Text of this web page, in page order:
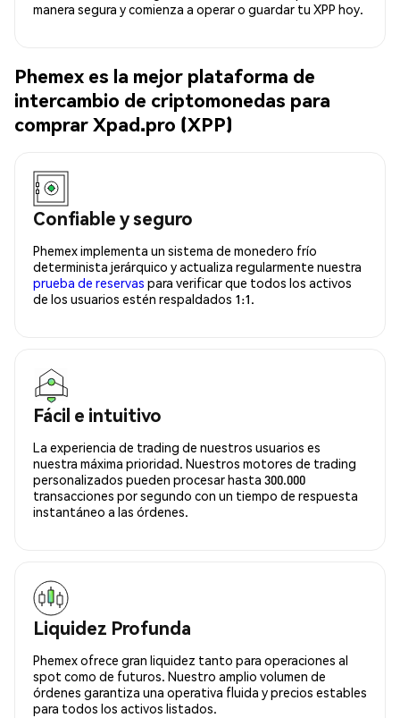
manera segura y comienza a operar o guardar tu XPP hoy.
Phemex es la mejor plataforma de
intercambio de criptomonedas para
comprar Xpad.pro (XPP)
Confiable y seguro
Phemex implementa un sistema de monedero frío
determinista jerárquico y actualiza regularmente nuestra
prueba de reservas para verificar que todos los activos
de los usuarios estén respaldados 1:1.
Fácil e intuitivo
La experiencia de trading de nuestros usuarios es
nuestra máxima prioridad. Nuestros motores de trading
personalizados pueden procesar hasta 300.000
transacciones por segundo con un tiempo de respuesta
instantáneo a las órdenes.
Liquidez Profunda
Phemex ofrece gran liquidez tanto para operaciones al
spot como de futuros. Nuestro amplio volumen de
órdenes garantiza una operativa fluida y precios estables
para todos los activos listados.